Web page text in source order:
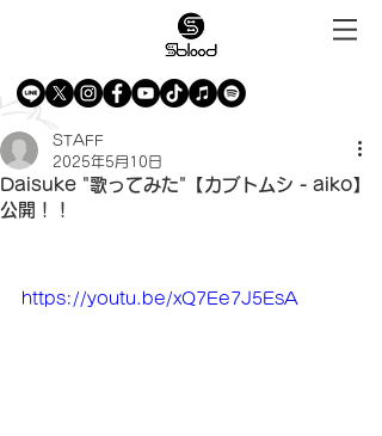
Daisuke "歌ってみた"【カブトムシ - aiko】
公開！！
STAFF
2025年5月10日
https://youtu.be/xQ7Ee7J5EsA